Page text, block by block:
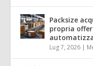
Packsize
propria
Lug 7, 2026 |